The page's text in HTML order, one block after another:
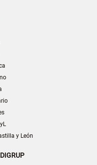
y León